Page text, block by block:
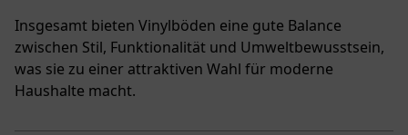
Insgesamt bieten Vinylböden eine gute Balance
zwischen Stil, Funktionalität und Umweltbewusstsein,
was sie zu einer attraktiven Wahl für moderne
Haushalte macht.